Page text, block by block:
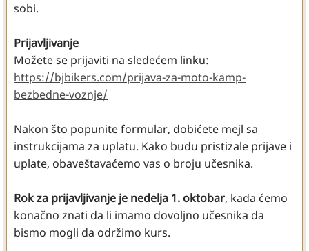
sobi.
Prijavljivanje
Možete se prijaviti na sledećem linku:
https://bjbikers.com/prijava-za-moto-kamp-
bezbedne-voznje/
Nakon što popunite formular, dobićete mejl sa
instrukcijama za uplatu. Kako budu pristizale prijave i
uplate, obaveštavaćemo vas o broju učesnika.
Rok za prijavljivanje je nedelja 1. oktobar, kada ćemo
konačno znati da li imamo dovoljno učesnika da
bismo mogli da održimo kurs.